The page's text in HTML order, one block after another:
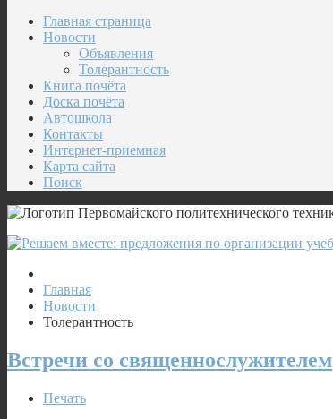
Главная страница
Новости
Объявления
Толерантность
Книга почёта
Доска почёта
Автошкола
Контакты
Интернет-приемная
Карта сайта
Поиск
Главная
Новости
Толерантность
Встречи со священнослужителем
Печать